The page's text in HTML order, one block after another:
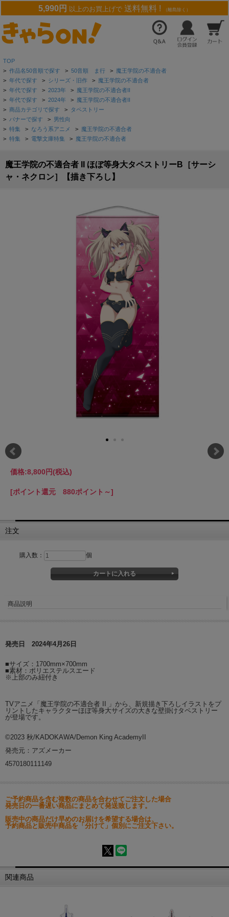
5,990円 以上のお買上げで 送料無料 ! （離島除く）
TOP
> 作品名50音順で探す > 50音順 ま行 > 魔王学院の不適合者
> 年代で探す > シリーズ・旧作 > 魔王学院の不適合者
> 年代で探す > 2023年 > 魔王学院の不適合者II
> 年代で探す > 2024年 > 魔王学院の不適合者II
> 商品カテゴリで探す > タペストリー
> バナーで探す > 男性向
> 特集 > なろう系アニメ > 魔王学院の不適合者
> 特集 > 電撃文庫特集 > 魔王学院の不適合者
魔王学院の不適合者 II ほぼ等身大タペストリーB［サーシ
ャ・ネクロン］【描き下ろし】
価格:8,800円(税込)
[ポイント還元 880ポイント～]
注文
購入数： 個
商品説明
発売日 2024年4月26日
■サイズ：1700mm×700mm
■素材：ポリエステルスエード
※上部のみ紐付き
TVアニメ「魔王学院の不適合者 II 」から、新規描き下ろしイラストをプ
リントしたキャラクターほぼ等身大サイズの大きな壁掛けタペストリー
が登場です。
©2023 秋/KADOKAWA/Demon King AcademyII
発売元：アズメーカー
4570180111149
ご予約商品を含む複数の商品を合わせてご注文した場合
発売日の一番遅い商品にまとめて発送致します。
販売中の商品だけ早めのお届けを希望する場合は、
予約商品と販売中商品を「分けて」個別にご注文下さい。
関連商品